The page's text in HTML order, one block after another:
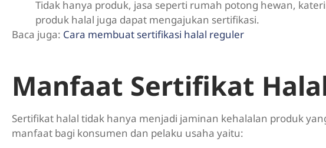
Tidak hanya produk, jasa seperti rumah potong hewan,
produk halal juga dapat mengajukan sertifikasi.
Baca juga: Cara membuat sertifikasi halal reguler
Manfaat Sertifikat
Sertifikat halal tidak hanya menjadi jaminan kehalalan produk
manfaat bagi konsumen dan pelaku usaha yaitu: